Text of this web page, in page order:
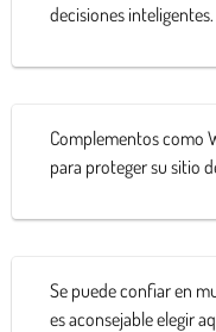
decisiones inteligentes.
Complementos como
para proteger su sitio
Se puede confiar en
es aconsejable elegir